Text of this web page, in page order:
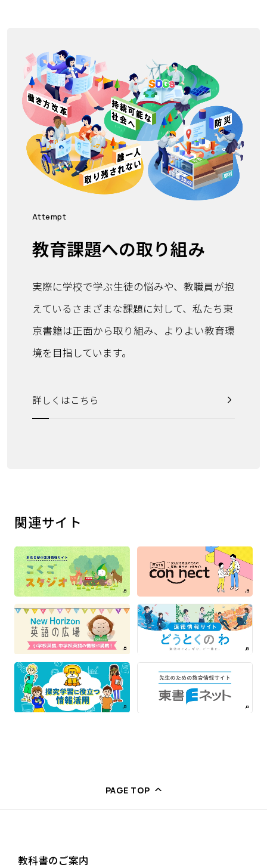
Attempt
教育課題への取り組み
実際に学校で学ぶ生徒の悩みや、教職員が抱
えているさまざまな課題に対して、私たち東
京書籍は正面から取り組み、よりよい教育環
境を目指しています。
詳しくはこちら
関連サイト
PAGE TOP
教科書のご案内